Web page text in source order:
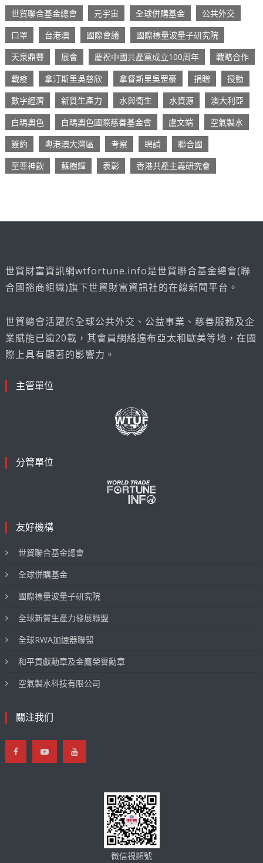
世貿聯合基金總會
元宇宙 全球併購基金
公共外交
口罩
台港澳 國際會議
國際標量波量子研究院
天泉鼎豐
展會 慶祝中國共產黨成立100周年
戰略合作
戰疫
拿汀斯里吳慈欣 拿督斯里吳罡豪 捐贈
授勳
數字經濟
新質生產力 水與衛生 水資源
澳大利亞
白瑪奧色
白瑪奧色國際慈善基金會 盧文端
空氣製水
簽約
粵港澳大灣區 考察 聘請
聯合國
至尊神飲
蘇樹輝 表彰 香港共產主義研究會
世貿財富資訊網wtfortune.info是世貿聯合基金總會(聯
合國諮商組織)旗下世貿財富資訊社的在線新聞平台。
世貿總會活躍於全球公共外交、公益事業、慈善服務及企
業賦能已逾20載，其會員網絡遍布亞太和歐美等地，在國
際上具有顯著的影響力。
主管單位
分管單位
友好機構
世貿聯合基金總會
全球併購基金
國際標量波量子研究院
全球新質生產力發展聯盟
全球RWA加速器聯盟
和平貢獻勳章及金鷹榮譽勳章
空氣製水科技有限公司
關注我们
微信視頻號